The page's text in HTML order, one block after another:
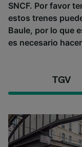
SNCF. Por favor
estos trenes
Baule, por lo que
es necesario
TGV